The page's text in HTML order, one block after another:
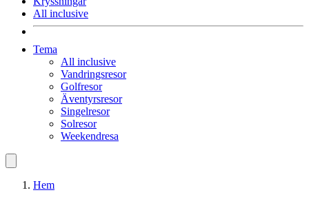
All inclusive
Tema
All inclusive
Vandringsresor
Golfresor
Äventyrsresor
Singelresor
Solresor
Weekendresa
Hem